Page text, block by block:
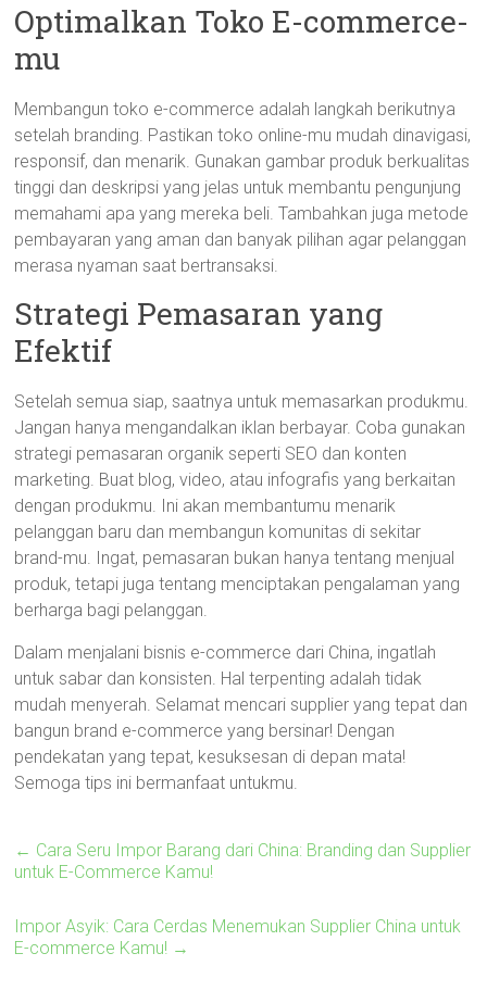
Optimalkan Toko E-commerce-
mu
Membangun toko e-commerce adalah langkah berikutnya
setelah branding. Pastikan toko online-mu mudah dinavigasi,
responsif, dan menarik. Gunakan gambar produk berkualitas
tinggi dan deskripsi yang jelas untuk membantu pengunjung
memahami apa yang mereka beli. Tambahkan juga metode
pembayaran yang aman dan banyak pilihan agar pelanggan
merasa nyaman saat bertransaksi.
Strategi Pemasaran yang
Efektif
Setelah semua siap, saatnya untuk memasarkan produkmu.
Jangan hanya mengandalkan iklan berbayar. Coba gunakan
strategi pemasaran organik seperti SEO dan konten
marketing. Buat blog, video, atau infografis yang berkaitan
dengan produkmu. Ini akan membantumu menarik
pelanggan baru dan membangun komunitas di sekitar
brand-mu. Ingat, pemasaran bukan hanya tentang menjual
produk, tetapi juga tentang menciptakan pengalaman yang
berharga bagi pelanggan.
Dalam menjalani bisnis e-commerce dari China, ingatlah
untuk sabar dan konsisten. Hal terpenting adalah tidak
mudah menyerah. Selamat mencari supplier yang tepat dan
bangun brand e-commerce yang bersinar! Dengan
pendekatan yang tepat, kesuksesan di depan mata!
Semoga tips ini bermanfaat untukmu.
← Cara Seru Impor Barang dari China: Branding dan Supplier
untuk E-Commerce Kamu!
Impor Asyik: Cara Cerdas Menemukan Supplier China untuk
E-commerce Kamu! →